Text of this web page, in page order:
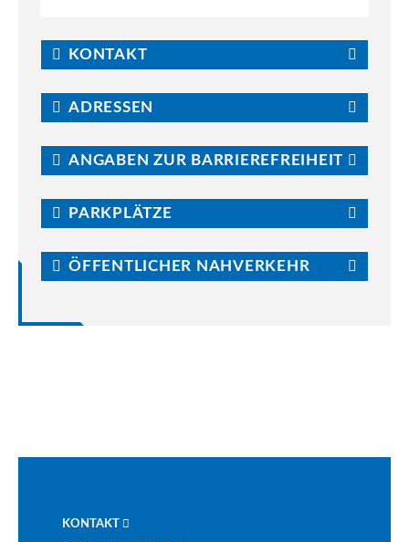
ADRESSEN
KONTAKT
ÖFFENTLICHER NAHVERKEHR
PARKPLÄTZE
ANGABEN ZUR BARRIEREFREIHEIT
KONTAKT